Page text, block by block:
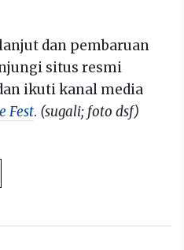
dan pembaruan
situs resmi
ikuti kanal media
Fest. (sugali; foto dsf)